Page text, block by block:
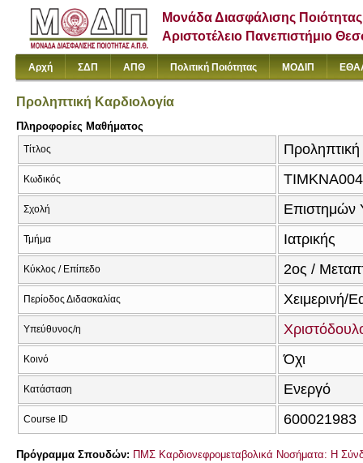
Μονάδα Διασφάλισης Ποιότητας
Αριστοτέλειο Πανεπιστήμιο
Αρχή ΣΔΠ ΑΠΘ Πολιτική Ποιότητας ΜΟΔΙΠ
Προληπτική Καρδιολογία
Πληροφορίες Μαθήματος
Τίτλος
Κωδικός ΤΙΜΚΝΑ004
Σχολή Επιστημών
Τμήμα Ιατρικής
Κύκλος / Επίπεδο 2ος /
Περίοδος Διδασκαλίας Χειμερινή/
Υπεύθυνος/η
Κοινό Όχι
Κατάσταση Ενεργό
Course ID 600021983
Πρόγραμμα Σπουδών: ΠΜΣ Καρδιονεφρομεταβολικά Νοσήματα: Η